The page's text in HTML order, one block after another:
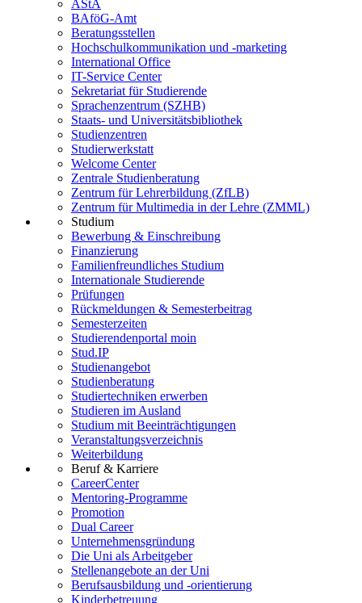
AStA
BAföG-Amt
Beratungsstellen
Hochschulkommunikation und -marketing
International Office
IT-Service Center
Sekretariat für Studierende
Sprachenzentrum (SZHB)
Staats- und Universitätsbibliothek
Studienzentren
Studierwerkstatt
Welcome Center
Zentrale Studienberatung
Zentrum für Lehrerbildung (ZfLB)
Zentrum für Multimedia in der Lehre (ZMML)
Studium
Bewerbung & Einschreibung
Finanzierung
Familienfreundliches Studium
Internationale Studierende
Prüfungen
Rückmeldungen & Semesterbeitrag
Semesterzeiten
Studierendenportal moin
Stud.IP
Studienangebot
Studienberatung
Studiertechniken erwerben
Studieren im Ausland
Studium mit Beeinträchtigungen
Veranstaltungsverzeichnis
Weiterbildung
Beruf & Karriere
CareerCenter
Mentoring-Programme
Promotion
Dual Career
Unternehmensgründung
Die Uni als Arbeitgeber
Stellenangebote an der Uni
Berufsausbildung und -orientierung
Kinderbetreuung